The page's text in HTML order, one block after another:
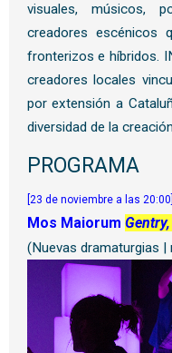
visuales, músicos,
creadores escénicos
fronterizos e híbridos.
creadores locales
por extensión a
diversidad de la
PROGRAMA
[23 de noviembre a las 20:00]
Mos Maiorum
(Nuevas dramaturgias |